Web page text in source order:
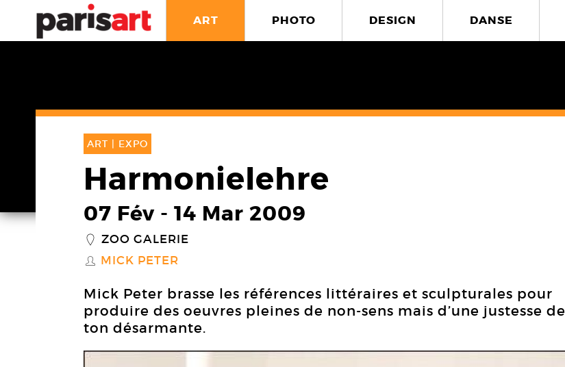
ART PHOTO DESIGN DANSE
ART | EXPO
Harmonielehre
07 Fév - 14 Mar 2009
_ ZOO GALERIE
S MICK PETER
Mick Peter brasse les références littéraires et sculpturales pour
produire des oeuvres pleines de non-sens mais d’une justesse de
ton désarmante.